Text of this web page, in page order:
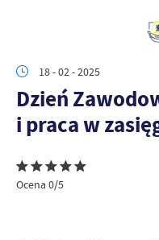
18 - 02 - 2025
Dzień
i praca w
Ocena 0/5